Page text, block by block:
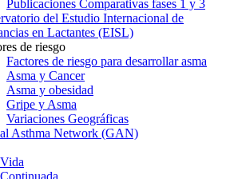
Publicaciones Comparativas fases 1 y 3
del Estudio Internacional de
en Lactantes (EISL)
de riesgo
Factores de riesgo para desarrollar asma
Asma y Cancer
Asma y obesidad
Gripe y Asma
Variaciones Geográficas
Asthma Network (GAN)